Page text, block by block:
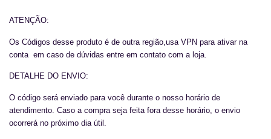
ATENÇÃO:
Os Códigos desse produto é de outra região,usa VPN para ativar na
conta em caso de dúvidas entre em contato com a loja.
DETALHE DO ENVIO:
O código será enviado para você durante o nosso horário de
atendimento. Caso a compra seja feita fora desse horário, o envio
ocorrerá no próximo dia útil.